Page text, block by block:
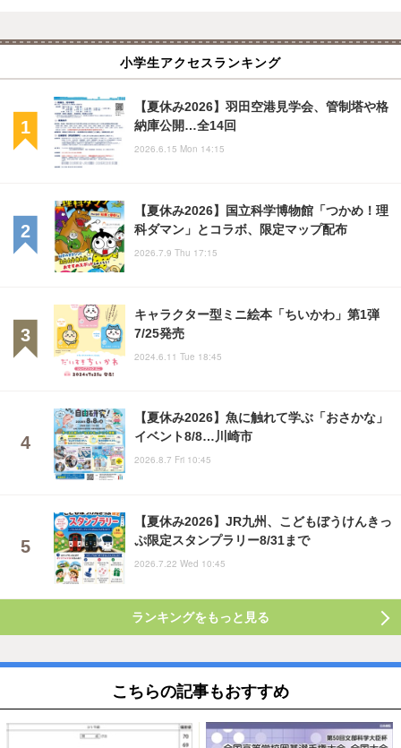
小学生アクセスランキング
【夏休み2026】羽田空港見学会、管制塔や格
納庫公開…全14回
2026.6.15 Mon 14:15
【夏休み2026】国立科学博物館「つかめ！理
科ダマン」とコラボ、限定マップ配布
2026.7.9 Thu 17:15
キャラクター型ミニ絵本「ちいかわ」第1弾
7/25発売
2024.6.11 Tue 18:45
【夏休み2026】魚に触れて学ぶ「おさかな」
イベント8/8…川崎市
2026.8.7 Fri 10:45
【夏休み2026】JR九州、こどもぼうけんきっ
ぷ限定スタンプラリー8/31まで
2026.7.22 Wed 10:45
ランキングをもっと見る
こちらの記事もおすすめ